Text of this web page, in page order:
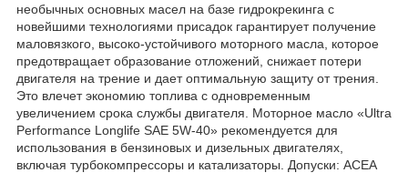
необычных основных масел на базе гидрокрекинга с
новейшими технологиями присадок гарантирует получение
маловязкого, высоко-устойчивого моторного масла, которое
предотвращает образование отложений, снижает потери
двигателя на трение и дает оптимальную защиту от трения.
Это влечет экономию топлива с одновременным
увеличением срока службы двигателя. Моторное масло «Ultra
Performance Longlife SAE 5W-40» рекомендуется для
использования в бензиновых и дизельных двигателях,
включая турбокомпрессоры и катализаторы. Допуски: ACEA